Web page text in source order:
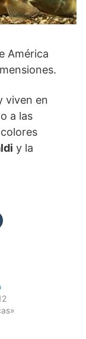
América
viven en
a las
y la